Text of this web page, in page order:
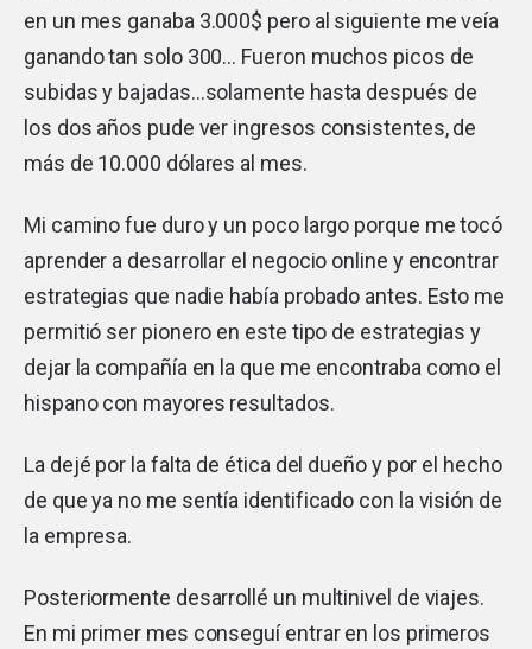
en un mes ganaba 3.000$ pero al siguiente me veía
ganando tan solo 300… Fueron muchos picos de
subidas y bajadas…solamente hasta después de
los dos años pude ver ingresos consistentes, de
más de 10.000 dólares al mes.
Mi camino fue duro y un poco largo porque me tocó
aprender a desarrollar el negocio online y encontrar
estrategias que nadie había probado antes. Esto me
permitió ser pionero en este tipo de estrategias y
dejar la compañía en la que me encontraba como el
hispano con mayores resultados.
La dejé por la falta de ética del dueño y por el hecho
de que ya no me sentía identificado con la visión de
la empresa.
Posteriormente desarrollé un multinivel de viajes.
En mi primer mes conseguí entrar en los primeros